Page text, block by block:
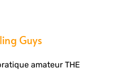
Guys
amateur THE